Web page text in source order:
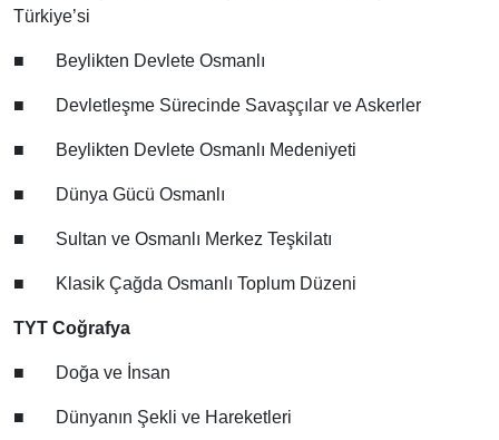
Türkiye’si
■ Beylikten Devlete Osmanlı
■ Devletleşme Sürecinde Savaşçılar ve Askerler
■ Beylikten Devlete Osmanlı Medeniyeti
■ Dünya Gücü Osmanlı
■ Sultan ve Osmanlı Merkez Teşkilatı
■ Klasik Çağda Osmanlı Toplum Düzeni
TYT Coğrafya
■ Doğa ve İnsan
■ Dünyanın Şekli ve Hareketleri